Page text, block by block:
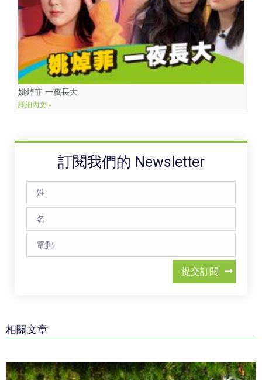
姚焯菲 一夜長大
詳細內文 »
訂閱我們的 Newsletter
提交訂閱
相關文章